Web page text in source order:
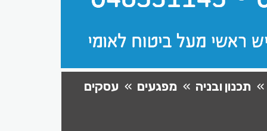
תכנון ובניה מפגעים עסקים